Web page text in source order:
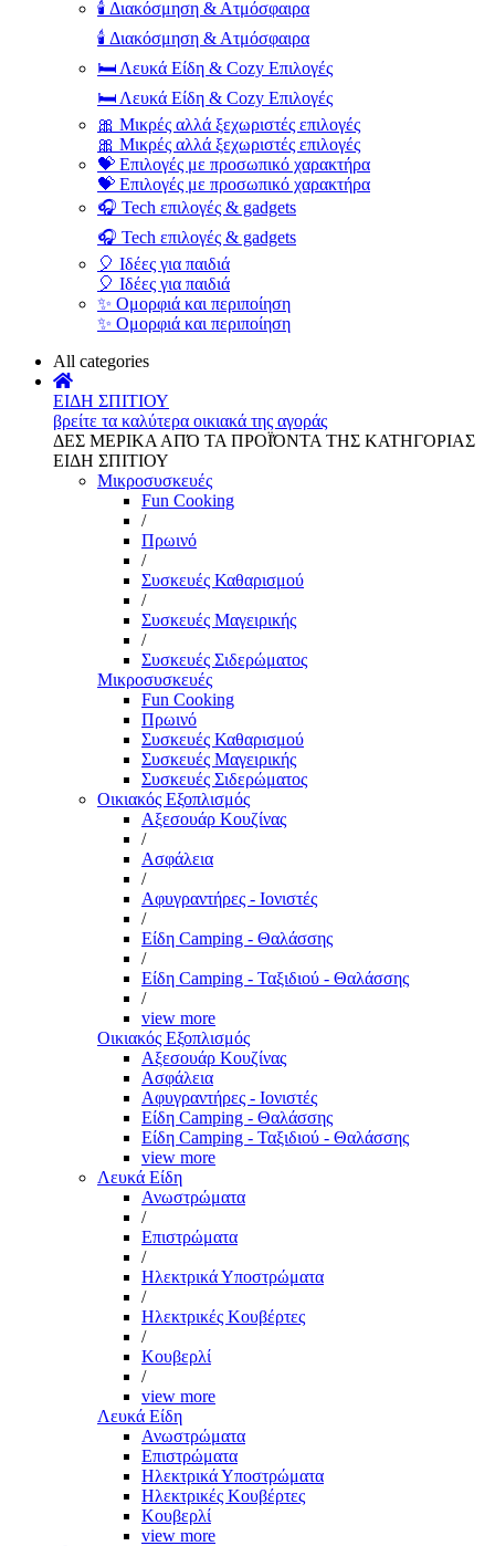
🕯️ Διακόσμηση & Ατμόσφαιρα
🕯️ Διακόσμηση & Ατμόσφαιρα
🛏️ Λευκά Είδη & Cozy Επιλογές
🛏️ Λευκά Είδη & Cozy Επιλογές
🎀 Μικρές αλλά ξεχωριστές επιλογές
🎀 Μικρές αλλά ξεχωριστές επιλογές
💝 Επιλογές με προσωπικό χαρακτήρα
💝 Επιλογές με προσωπικό χαρακτήρα
🎧 Tech επιλογές & gadgets
🎧 Tech επιλογές & gadgets
🎈 Ιδέες για παιδιά
🎈 Ιδέες για παιδιά
✨ Ομορφιά και περιποίηση
✨ Ομορφιά και περιποίηση
All categories
ΕΙΔΗ ΣΠΙΤΙΟΥ
βρείτε τα καλύτερα οικιακά της αγοράς
ΔΕΣ ΜΕΡΙΚΑ ΑΠΌ ΤΑ ΠΡΟΪΌΝΤΑ ΤΗΣ ΚΑΤΗΓΟΡΙΑΣ
ΕΙΔΗ ΣΠΙΤΙΟΥ
Μικροσυσκευές
Fun Cooking
/
Πρωινό
/
Συσκευές Καθαρισμού
/
Συσκευές Μαγειρικής
/
Συσκευές Σιδερώματος
Μικροσυσκευές
Fun Cooking
Πρωινό
Συσκευές Καθαρισμού
Συσκευές Μαγειρικής
Συσκευές Σιδερώματος
Οικιακός Εξοπλισμός
Αξεσουάρ Κουζίνας
/
Ασφάλεια
/
Αφυγραντήρες - Ιονιστές
/
Είδη Camping - Θαλάσσης
/
Είδη Camping - Ταξιδιού - Θαλάσσης
/
view more
Οικιακός Εξοπλισμός
Αξεσουάρ Κουζίνας
Ασφάλεια
Αφυγραντήρες - Ιονιστές
Είδη Camping - Θαλάσσης
Είδη Camping - Ταξιδιού - Θαλάσσης
view more
Λευκά Είδη
Ανωστρώματα
/
Επιστρώματα
/
Ηλεκτρικά Υποστρώματα
/
Ηλεκτρικές Κουβέρτες
/
Κουβερλί
/
view more
Λευκά Είδη
Ανωστρώματα
Επιστρώματα
Ηλεκτρικά Υποστρώματα
Ηλεκτρικές Κουβέρτες
Κουβερλί
view more